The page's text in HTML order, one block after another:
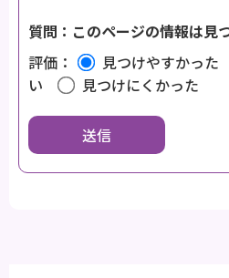
質問：このページの情報は見
評価：
見つけやすかった
い
見つけにくかった